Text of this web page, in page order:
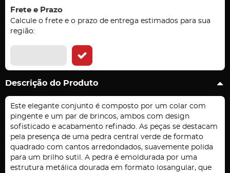
Frete e Prazo
Calcule o frete e o prazo de entrega estimados para sua
região:
Descrição do Produto
Este elegante conjunto é composto por um colar com
pingente e um par de brincos, ambos com design
sofisticado e acabamento refinado. As peças se destacam
pela presença de uma pedra central verde de formato
quadrado com cantos arredondados, suavemente polida
para um brilho sutil. A pedra é emoldurada por uma
estrutura metálica dourada em formato losangular, que